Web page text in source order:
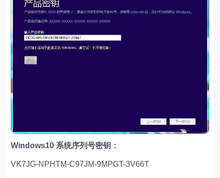
Windows10 系统序列号密钥：
VK7JG-NPHTM-C97JM-9MPGT-3V66T